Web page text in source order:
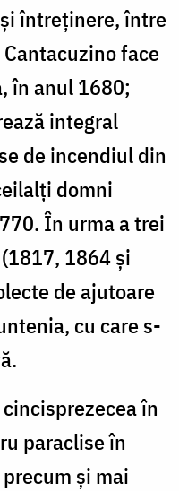
întreţinere, între
face
în anul 1680;
integral
de incendiul din
domni
În urma a trei
1864 şi
de ajutoare
cu care s-
în
paraclise în
şi mai